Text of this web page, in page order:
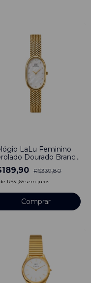
LaLu Feminino
Dourado Branco
R$339,80
de R$31,65 sem juros